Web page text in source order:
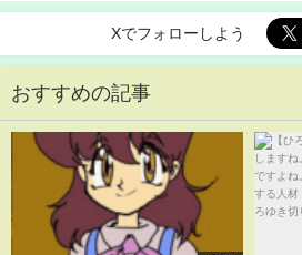
Xでフォローしよう
おすすめの記事